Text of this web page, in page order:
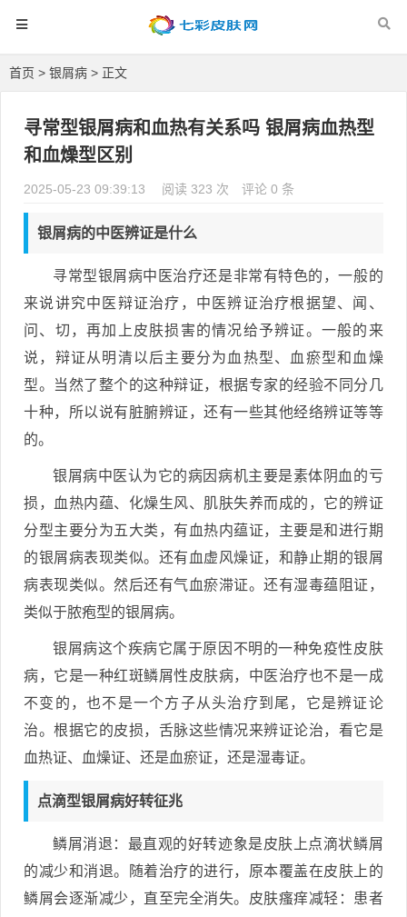
首页 > 银屑病 > 正文
寻常型银屑病和血热有关系吗 银屑病血热型
和血燥型区别
2025-05-23 09:39:13 阅读 323 次 评论 0 条
银屑病的中医辨证是什么
寻常型银屑病中医治疗还是非常有特色的，一般的
来说讲究中医辩证治疗，中医辨证治疗根据望、闻、
问、切，再加上皮肤损害的情况给予辨证。一般的来
说，辩证从明清以后主要分为血热型、血瘀型和血燥
型。当然了整个的这种辩证，根据专家的经验不同分几
十种，所以说有脏腑辨证，还有一些其他经络辨证等等
的。
银屑病中医认为它的病因病机主要是素体阴血的亏
损，血热内蕴、化燥生风、肌肤失养而成的，它的辨证
分型主要分为五大类，有血热内蕴证，主要是和进行期
的银屑病表现类似。还有血虚风燥证，和静止期的银屑
病表现类似。然后还有气血瘀滞证。还有湿毒蕴阻证，
类似于脓疱型的银屑病。
银屑病这个疾病它属于原因不明的一种免疫性皮肤
病，它是一种红斑鳞屑性皮肤病，中医治疗也不是一成
不变的，也不是一个方子从头治疗到尾，它是辨证论
治。根据它的皮损，舌脉这些情况来辨证论治，看它是
血热证、血燥证、还是血瘀证，还是湿毒证。
点滴型银屑病好转征兆
鳞屑消退：最直观的好转迹象是皮肤上点滴状鳞屑
的减少和消退。随着治疗的进行，原本覆盖在皮肤上的
鳞屑会逐渐减少，直至完全消失。皮肤瘙痒减轻：患者